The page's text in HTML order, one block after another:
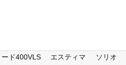
ード400VLS エスティマ ソリオ